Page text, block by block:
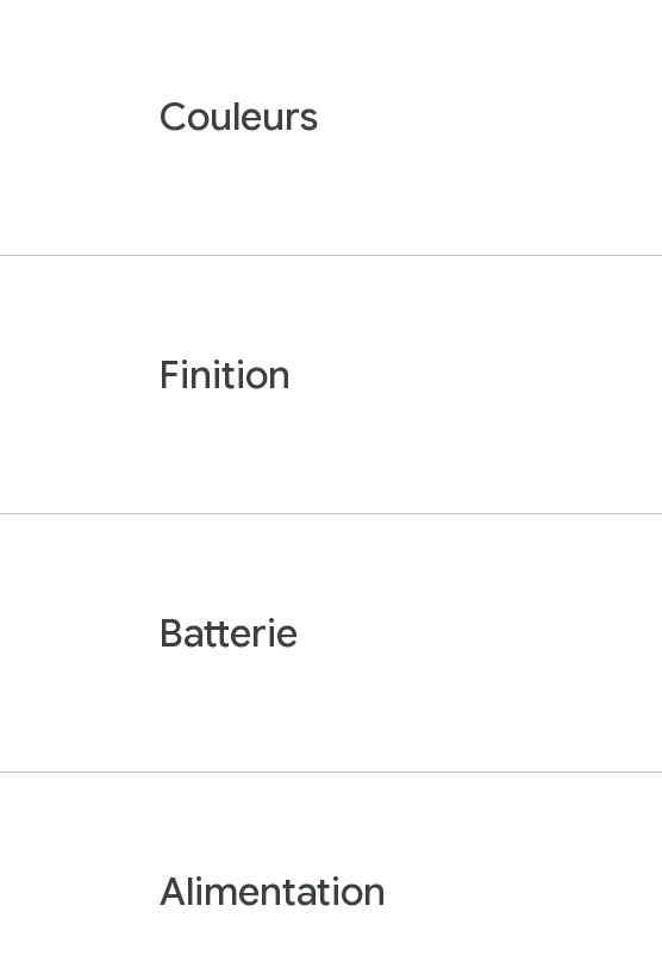
Couleurs
Finition
Batterie
Alimentation